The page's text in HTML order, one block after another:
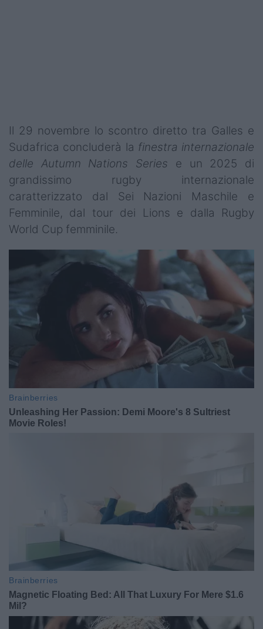
Il 29 novembre lo scontro diretto tra Galles e
Sudafrica concluderà la finestra internazionale
delle Autumn Nations Series e un 2025 di
grandissimo rugby internazionale
caratterizzato dal Sei Nazioni Maschile e
Femminile, dal tour dei Lions e dalla Rugby
World Cup femminile.